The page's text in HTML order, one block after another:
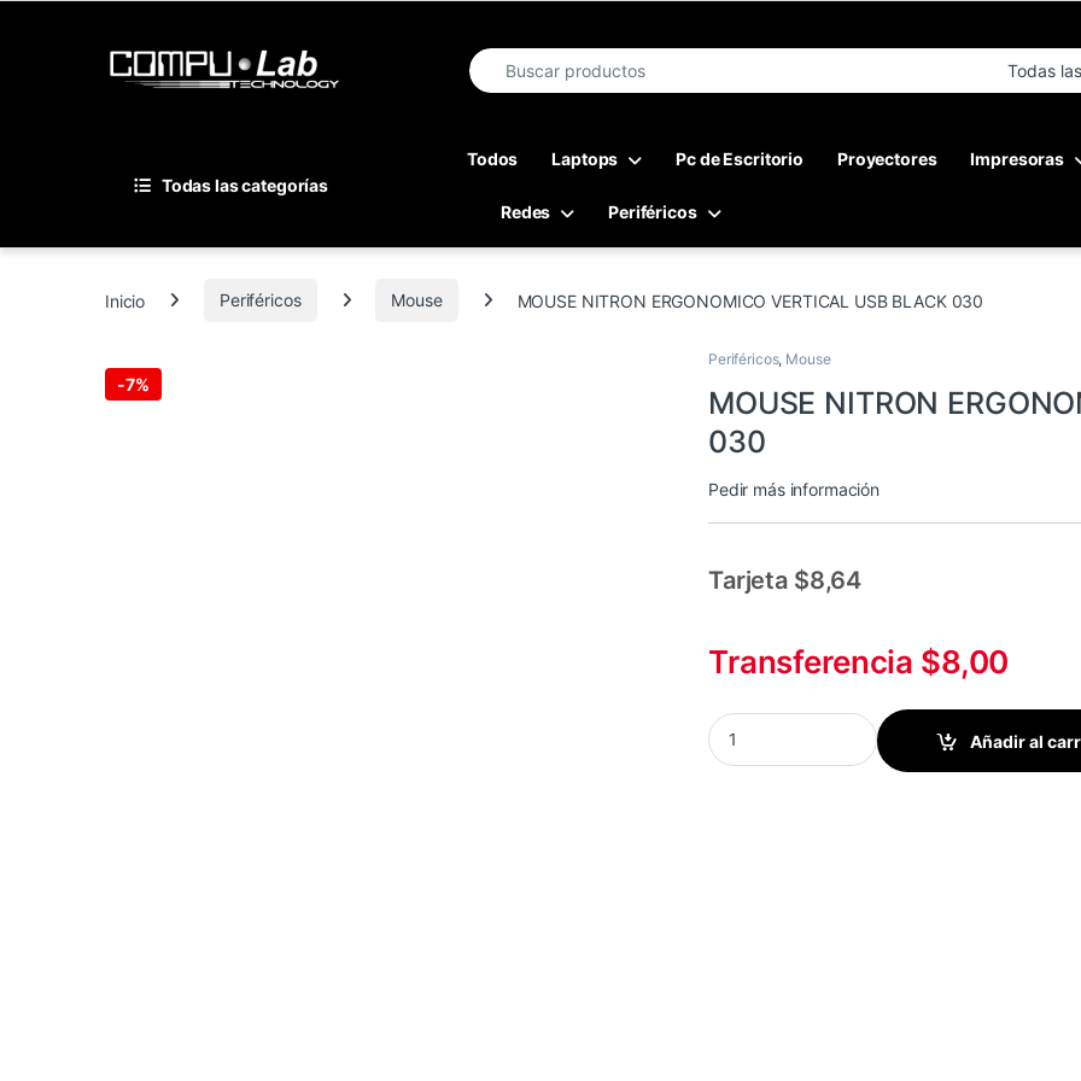
Search for:
Todas las categorías
Todos Laptops Pc de Escritorio Proyectores Impresoras
Redes Periféricos
Inicio Periféricos Mouse MOUSE NITRON ERGONOMICO VERTICAL USB BLACK 030
-7%
Periféricos, Mouse
MOUSE NITRON
030
Pedir más información
Tarjeta $8,64
Transferencia $8,00
MOUSE NITRON ERGONOMICO VERTICAL
Añadir al